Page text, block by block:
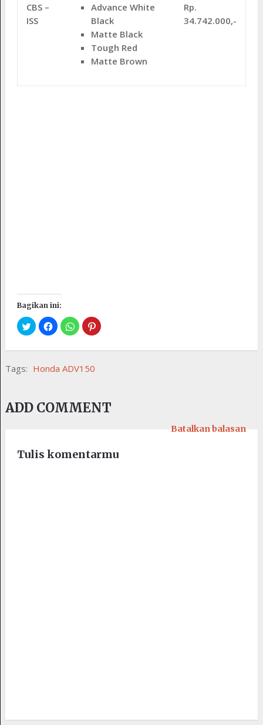
CBS –
ISS
Advance White
Black
Matte Black
Tough Red
Matte Brown
Rp.
34.742.000,-
Bagikan ini:
Tags: Honda ADV150
ADD COMMENT
Tulis komentarmu
Batalkan balasan